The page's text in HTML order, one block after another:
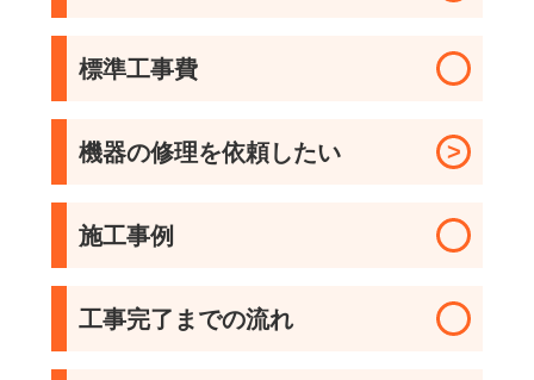
標準工事費
機器の修理を依頼したい >
施工事例
工事完了までの流れ